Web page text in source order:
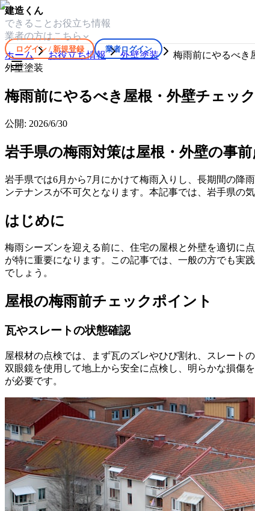
建造くん
できること お役立ち情報
業者の方はこちら
ログイン / 新規登録 業者ログイン
ホーム お役立ち情報 外壁塗装
梅雨前にやるべき
外壁塗装
梅雨前にやるべき屋根・外壁チェッ
公開: 2026/6/30
岩手県の梅雨対策は屋根・外壁の事
岩手県では6月から7月にかけて梅雨入りし、長期間の降
ンテナンスが不可欠となります。本記事では、岩手県の
はじめに
梅雨シーズンを迎える前に、住宅の屋根と外壁を適切に
が特に重要になります。この記事では、一般の方でも実
でしょう。
屋根の梅雨前チェックポイント
瓦やスレートの状態確認
屋根材の点検では、まず瓦のズレやひび割れ、スレート
双眼鏡を使用して地上から安全に点検し、明らかな損傷
が必要です。